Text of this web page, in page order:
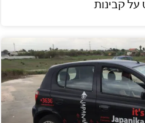
על קבינות